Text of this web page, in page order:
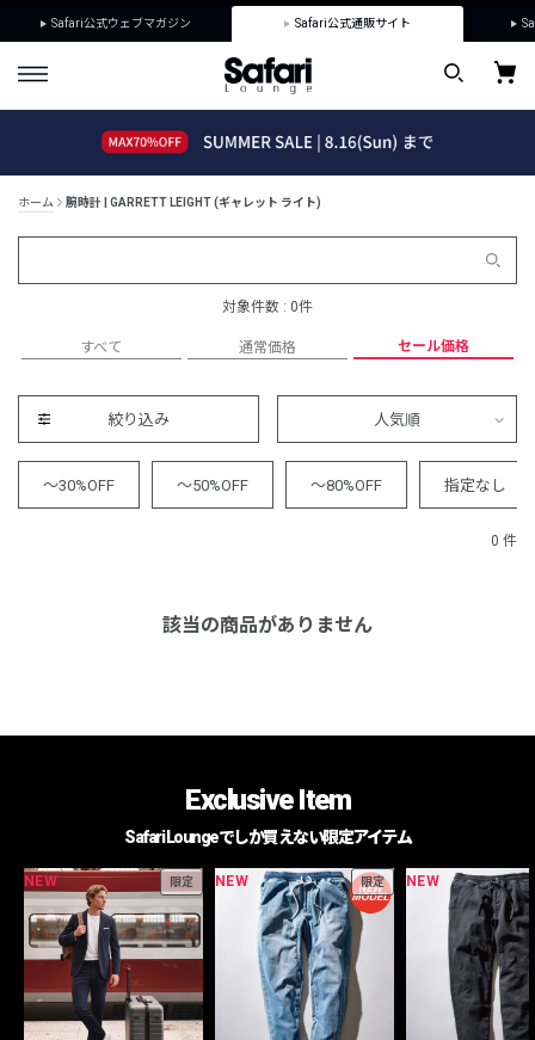
Safari公式ウェブマガジン Safari公式通販サイト
ホーム 腕時計 | GARRETT LEIGHT (ギャレット ライト)
対象件数 : 0件
すべて 通常価格 セール価格
絞り込み 人気順
～30%OFF ～50%OFF ～80%OFF 指定なし
0 件
該当の商品がありません
Exclusive Item
Safari Loungeでしか買えない限定アイテム
NEW 限定 NEW 限定 NEW